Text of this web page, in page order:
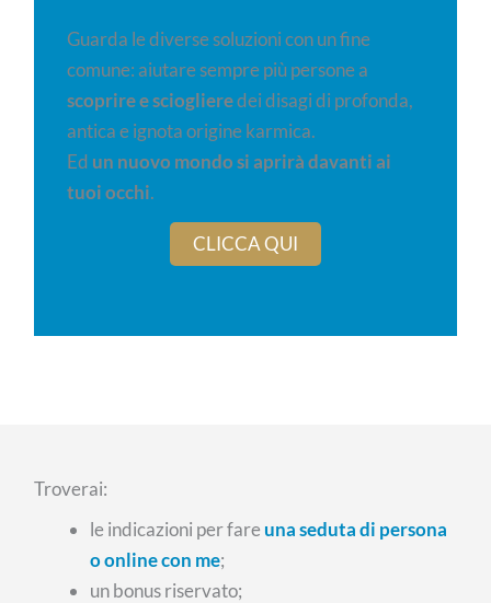
Guarda le diverse soluzioni con un fine
comune: aiutare sempre più persone a
scoprire e scioglieredei disagi di profonda,
antica e ignota origine karmica.
Ed un nuovo mondo si aprirà davanti ai
tuoi occhi.
CLICCA QUI
Troverai:
le indicazioni per fare una seduta di persona
o online con me;
un bonus riservato;